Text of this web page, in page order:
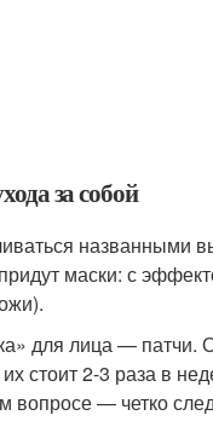
за собой
названными
маски: с
для лица — патчи.
стоит 2-3 раза в
— четко